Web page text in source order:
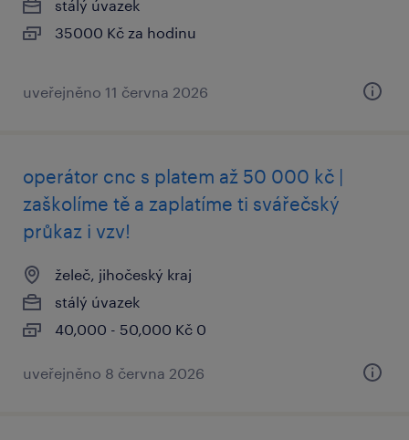
stálý úvazek
35000 Kč za hodinu
uveřejněno 11 června 2026
operátor cnc s platem až 50 000 kč |
zaškolíme tě a zaplatíme ti svářečský
průkaz i vzv!
želeč, jihočeský kraj
stálý úvazek
40,000 - 50,000 Kč 0
uveřejněno 8 června 2026